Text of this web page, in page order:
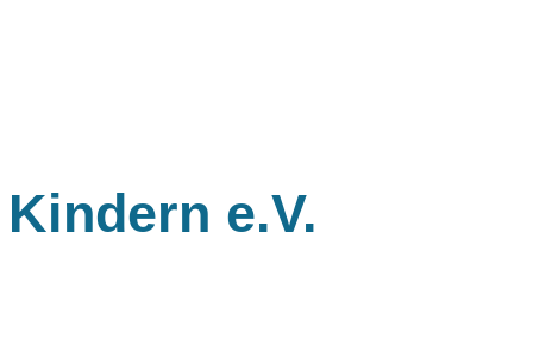
e.V.